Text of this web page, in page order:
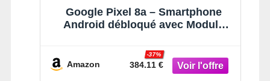
Google Pixel 8a – Smartphone
Android débloqué avec Module
complète d'autonomie et Une
sécurité Robuste – Noir
Volcanique, 256GB
Amazon 384.11 €
-37%